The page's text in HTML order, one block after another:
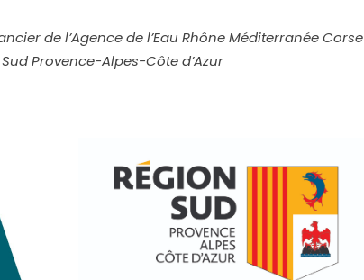
de l’Agence de l’Eau Rhône Méditerranée Corse
Provence-Alpes-Côte d’Azur